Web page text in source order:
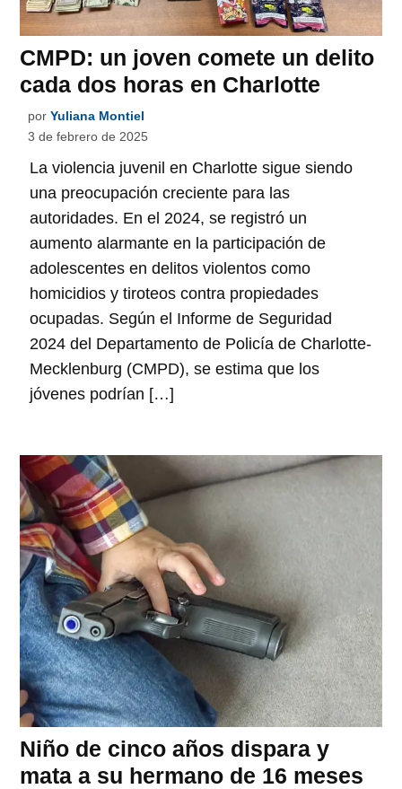
CMPD: un joven comete un delito
cada dos horas en Charlotte
por Yuliana Montiel
3 de febrero de 2025
La violencia juvenil en Charlotte sigue siendo
una preocupación creciente para las
autoridades. En el 2024, se registró un
aumento alarmante en la participación de
adolescentes en delitos violentos como
homicidios y tiroteos contra propiedades
ocupadas. Según el Informe de Seguridad
2024 del Departamento de Policía de Charlotte-
Mecklenburg (CMPD), se estima que los
jóvenes podrían […]
Niño de cinco años dispara y
mata a su hermano de 16 meses